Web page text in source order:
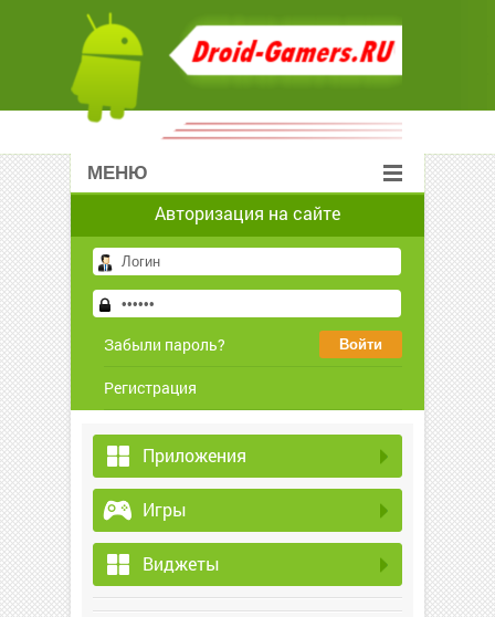
МЕНЮ
Авторизация на сайте
Забыли пароль?
Регистрация
Приложения
Игры
Виджеты